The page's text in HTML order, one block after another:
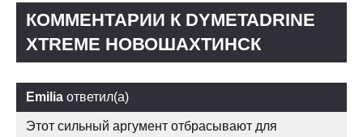
КОММЕНТАРИИ К DYMETADRINE
XTREME НОВОШАХТИНСК
Emilia ответил(а)
Этот сильный аргумент отбрасывают для